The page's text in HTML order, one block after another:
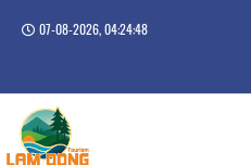
07-08-2026, 04:24:49